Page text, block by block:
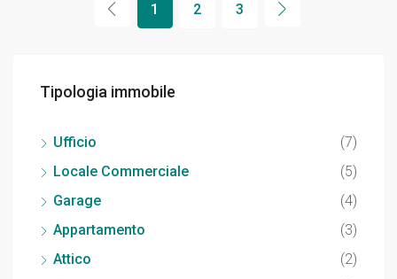
1 2 3
Tipologia immobile
Ufficio
(7)
Locale Commerciale
(5)
Garage
(4)
Appartamento
(3)
Attico
(2)